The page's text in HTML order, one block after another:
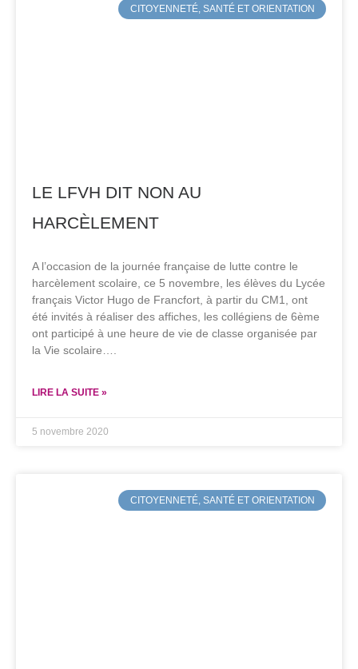
CITOYENNETÉ, SANTÉ ET ORIENTATION
LE LFVH DIT NON AU
HARCÈLEMENT
A l’occasion de la journée française de lutte contre le
harcèlement scolaire, ce 5 novembre, les élèves du Lycée
français Victor Hugo de Francfort, à partir du CM1, ont
été invités à réaliser des affiches, les collégiens de 6ème
ont participé à une heure de vie de classe organisée par
la Vie scolaire….
LIRE LA SUITE »
5 novembre 2020
CITOYENNETÉ, SANTÉ ET ORIENTATION